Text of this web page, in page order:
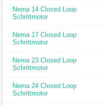
Nema 14 Closed Loop
Schrittmotor
Nema 17 Closed Loop
Schrittmotor
Nema 23 Closed Loop
Schrittmotor
Nema 24 Closed Loop
Schrittmotor